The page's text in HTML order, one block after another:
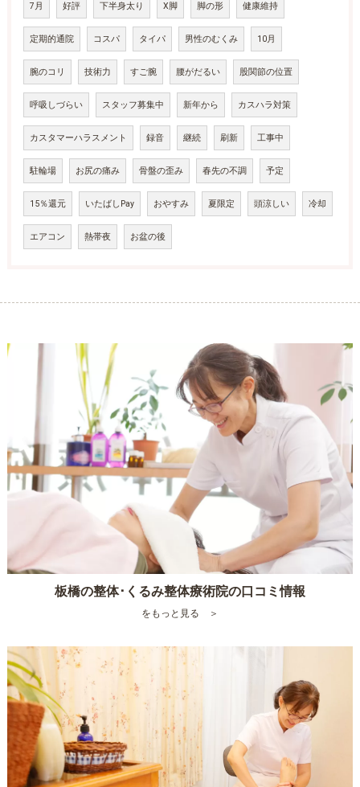
7月 好評 下半身太り X脚 脚の形 健康維持
定期的通院 コスパ タイパ 男性のむくみ 10月
腕のコリ 技術力 すご腕 腰がだるい 股関節の位置
呼吸しづらい スタッフ募集中 新年から カスハラ対策
カスタマーハラスメント 録音 継続 刷新 工事中
駐輪場 お尻の痛み 骨盤の歪み 春先の不調 予定
15％還元 いたばしPay おやすみ 夏限定 頭涼しい 冷却
エアコン 熱帯夜 お盆の後
板橋の整体･くるみ整体療術院の口コミ情報
をもっと見る ＞